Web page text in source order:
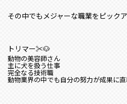
その中でもメジャーな職業をピック
トリマー✂🐶
動物の美容師さん
主に犬を扱う仕事
完全なる技術職
動物業界の中でも自分の努力が成果に